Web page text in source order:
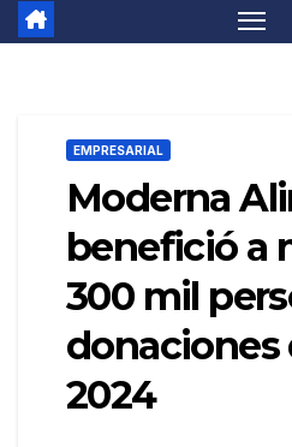
EMPRESARIAL
Moderna
benefició a
300 mil
donaciones
2024